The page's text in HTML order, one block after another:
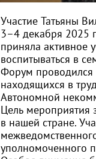
Участие Татьяны
3–4 декабря 2025
приняла активное
воспитываться в
Форум проводился
находящихся в
Автономной
Цель мероприятия
в нашей стране.
уполномоченного